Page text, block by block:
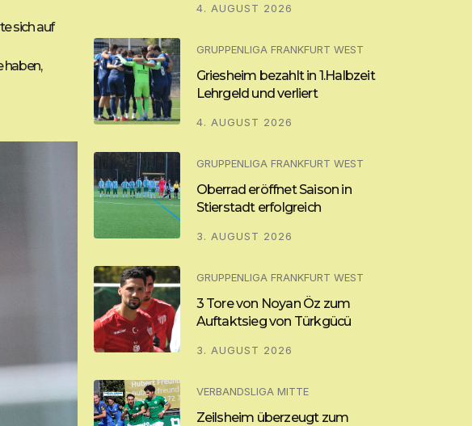
sich auf
haben,
4. AUGUST 2026
GRUPPENLIGA FRANKFURT WEST
Griesheim bezahlt in 1.Halbzeit
Lehrgeld und verliert
4. AUGUST 2026
GRUPPENLIGA FRANKFURT WEST
Oberrad eröffnet Saison in
Stierstadt erfolgreich
3. AUGUST 2026
GRUPPENLIGA FRANKFURT WEST
3 Tore von Noyan Öz zum
Auftaktsieg von Türkgücü
3. AUGUST 2026
VERBANDSLIGA MITTE
Zeilsheim überzeugt zum